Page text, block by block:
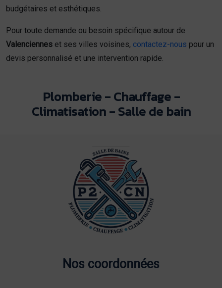
budgétaires et esthétiques.
Pour toute demande ou besoin spécifique autour de
Valenciennes et ses villes voisines, contactez-nous pour un
devis personnalisé et une intervention rapide.
Plomberie - Chauffage -
Climatisation - Salle de bain
Nos coordonnées